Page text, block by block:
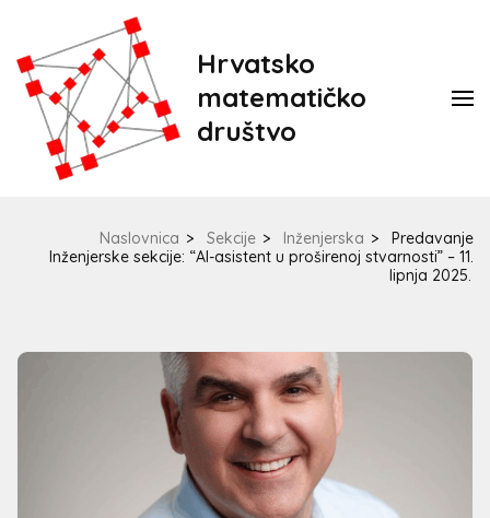
Hrvatsko
matematičko
društvo
Naslovnica > Sekcije > Inženjerska >
Predavanje
Inženjerske sekcije: “AI-asistent u proširenoj stvarnosti” – 11.
lipnja 2025.